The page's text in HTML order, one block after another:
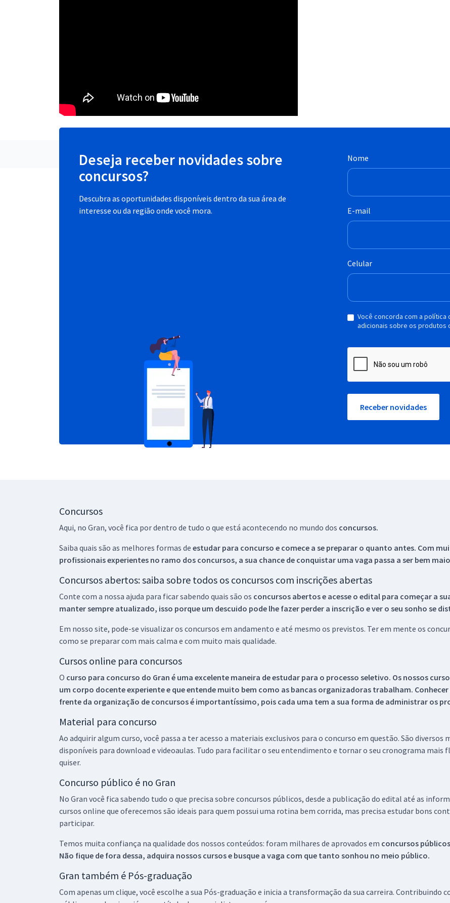
Deseja receber novidades sobre
concursos?
Descubra as oportunidades disponíveis dentro da sua área de
interesse ou da região onde você mora.
Nome
E-mail
Celular
Você concorda com a
adicionais sobre os produtos
Receber novidades
Concursos
Aqui, no Gran, você fica por dentro de tudo o que está acontecendo no mundo dos concursos.
Saiba quais são as melhores formas de estudar para concurso e comece a se preparar o quanto antes. Com
profissionais experientes no ramo dos concursos, a sua chance de conquistar uma vaga passa a ser bem
Concursos abertos: saiba sobre todos os concursos com inscrições abertas
Conte com a nossa ajuda para ficar sabendo quais são os concursos abertos e acesse o edital para começar a
manter sempre atualizado, isso porque um descuido pode lhe fazer perder a inscrição e ver o seu sonho se
Em nosso site, pode-se visualizar os concursos em andamento e até mesmo os previstos. Ter em mente os
como se preparar com mais calma e com muito mais qualidade.
Cursos online para concursos
O curso para concurso do Gran é uma excelente maneira de estudar para o processo seletivo. Os nossos
um corpo docente experiente e que entende muito bem como as bancas organizadoras trabalham.
frente da organização de concursos é importantíssimo, pois cada uma tem a sua forma de administrar os
Material para concurso
Ao adquirir algum curso, você passa a ter acesso a materiais exclusivos para o concurso em questão. São
disponíveis para download e videoaulas. Tudo para facilitar o seu entendimento e tornar o seu cronograma mais
quiser.
Concurso público é no Gran
No Gran você fica sabendo tudo o que precisa sobre concursos públicos, desde a publicação do edital até as
cursos online que oferecemos são ideais para quem possui uma rotina bem corrida, mas precisa estudar bons
participar.
Temos muita confiança na qualidade dos nossos conteúdos: foram milhares de aprovados em concursos
Não fique de fora dessa, adquira nossos cursos e busque a vaga com que tanto sonhou no meio público.
Gran também é Pós-graduação
Com apenas um clique, você escolhe a sua Pós-graduação e inicia a transformação da sua carreira. Contribuindo